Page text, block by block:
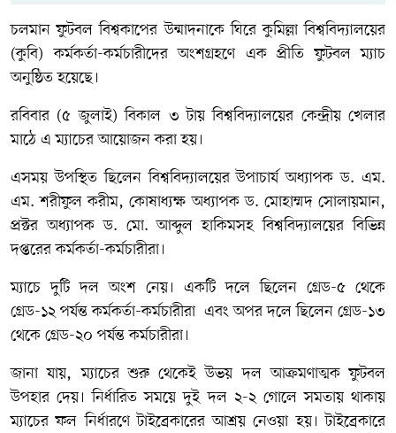
চলমান ফুটবল বিশ্বকাপের উন্মাদনাকে ঘিরে কুমিল্লা বিশ্ববিদ্যালয়ের
(কুবি) কর্মকর্তা-কর্মচারীদের অংশগ্রহণে এক প্রীতি ফুটবল ম্যাচ
অনুষ্ঠিত হয়েছে।
রবিবার (৫ জুলাই) বিকাল ৩ টায় বিশ্ববিদ্যালয়ের কেন্দ্রীয় খেলার
মাঠে এ ম্যাচের আয়োজন করা হয়।
এসময় উপস্থিত ছিলেন বিশ্ববিদ্যালয়ের উপাচার্য অধ্যাপক ড. এম.
এম. শরীফুল করীম, কোষাধ্যক্ষ অধ্যাপক ড. মোহাম্মদ সোলায়মান,
প্রক্টর অধ্যাপক ড. মো. আব্দুল হাকিমসহ বিশ্ববিদ্যালয়ের বিভিন্ন
দপ্তরের কর্মকর্তা-কর্মচারীরা।
ম্যাচে দুটি দল অংশ নেয়। একটি দলে ছিলেন গ্রেড-৫ থেকে
গ্রেড-১২ পর্যন্ত কর্মকর্তা-কর্মচারীরা এবং অপর দলে ছিলেন গ্রেড-১৩
থেকে গ্রেড-২০ পর্যন্ত কর্মচারীরা।
জানা যায়, ম্যাচের শুরু থেকেই উভয় দল আক্রমণাত্মক ফুটবল
উপহার দেয়। নির্ধারিত সময়ে দুই দল ২-২ গোলে সমতায় থাকায়
ম্যাচের ফল নির্ধারণে টাইব্রেকারের আশ্রয় নেওয়া হয়। টাইব্রেকারে